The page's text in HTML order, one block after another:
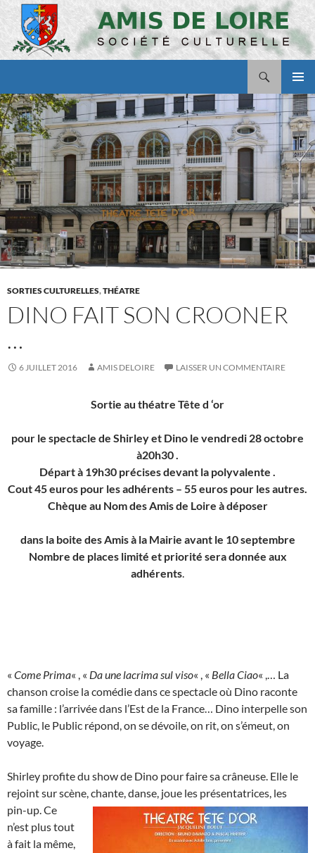
Aller
contenu
MENU
SORTIES CULTURELLES,THÉATRE
DINO FAIT SON CROONER
…
6 JUILLET 2016 AMIS DELOIRE LAISSER UN COMMENTAIRE
Sortie au théatre Tête d ‘or
pour le spectacle de Shirley et Dino le vendredi 28 octobre
à20h30 .
Départ à 19h30 précises devant la polyvalente .
Cout 45 euros pour les adhérents – 55 euros pour les autres.
Chèque au Nom des Amis de Loire à déposer
dans la boite des Amis à la Mairie avant le 10 septembre
Nombre de places limité et priorité sera donnée aux
adhérents.
« Come Prima« , « Da une lacrima sul viso« , « Bella Ciao« ,… La
chanson croise la comédie dans ce spectacle où Dino raconte
sa famille : l’arrivée dans l’Est de la France… Dino interpelle son
Public, le Public répond, on se dévoile, on rit, on s’émeut, on
voyage.
Shirley profite du show de Dino pour faire sa crâneuse. Elle le
rejoint sur scène,chante, danse, joue les présentatrices, les
pin-up. Ce
n’est plus tout
à fait la même,